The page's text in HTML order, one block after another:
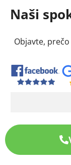
Naši
Objavte,